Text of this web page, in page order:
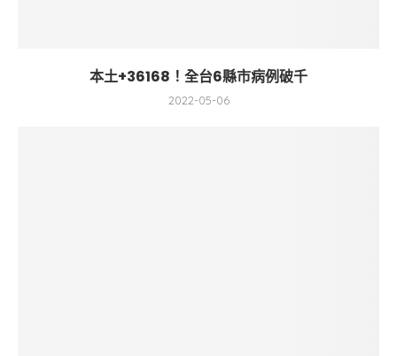
本土+36168！全台6縣市病例破千
2022-05-06